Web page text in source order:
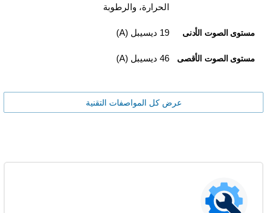
الحرارة، والرطوبة
مستوى الصوت الأدنى 19 ديسيبل (A)
مستوى الصوت الأقصى 46 ديسيبل (A)
عرض كل المواصفات التقنية